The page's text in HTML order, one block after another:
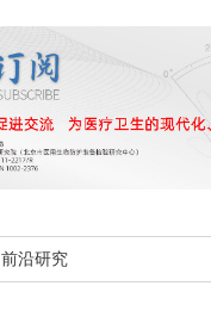
前沿研究